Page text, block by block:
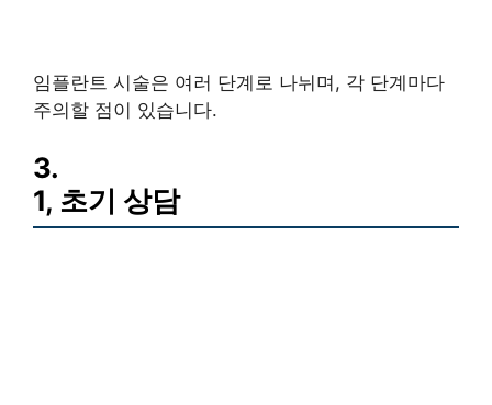
임플란트 시술은 여러 단계로 나뉘며, 각 단계마다
주의할 점이 있습니다.
3.
1, 초기 상담